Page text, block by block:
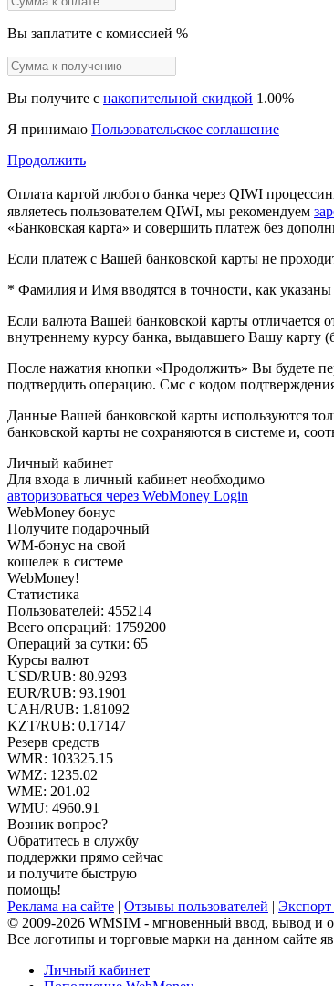
Вы заплатите с комиссией %
Вы получите с накопительной скидкой 1.00%
Я принимаю Пользовательское соглашение
Продолжить
Оплата картой любого банка через QIWI
являетесь пользователем QIWI, мы рекомендуем
«Банковская карта» и совершить платеж без
Если платеж с Вашей банковской карты не
* Фамилия и Имя вводятся в точности, как
Если валюта Вашей банковской карты
внутреннему курсу банка, выдавшего Вашу карту
После нажатия кнопки «Продолжить» Вы будете
подтвердить операцию. Смс с кодом
Данные Вашей банковской карты используются
банковской карты не сохраняются в системе и,
Личный кабинет
Для входа в личный кабинет необходимо
авторизоваться через WebMoney Login
WebMoney бонус
Получите подарочный
WM-бонус на свой
кошелек в системе
WebMoney!
Статистика
Пользователей: 455214
Всего операций: 1759200
Операций за сутки: 65
Курсы валют
USD/RUB: 80.9293
EUR/RUB: 93.1901
UAH/RUB: 1.81092
KZT/RUB: 0.17147
Резерв средств
WMR: 103325.15
WMZ: 1235.02
WME: 201.02
WMU: 4960.91
Возник вопрос?
Обратитесь в службу
поддержки прямо сейчас
и получите быструю
помощь!
Реклама на сайте | Отзывы пользователей | Экспорт
© 2009-2026 WMSIM - мгновенный ввод, вывод и
Все логотипы и торговые марки на данном сайте
Личный кабинет